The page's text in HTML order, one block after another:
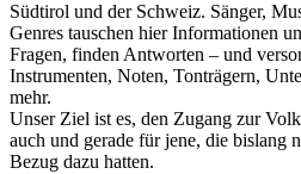
Südtirol und der Schweiz. Sänger,
Genres tauschen hier Informationen
Fragen, finden Antworten – und
Instrumenten, Noten, Tonträgern,
mehr.
Unser Ziel ist es, den Zugang zur
auch und gerade für jene, die bislang
Bezug dazu hatten.